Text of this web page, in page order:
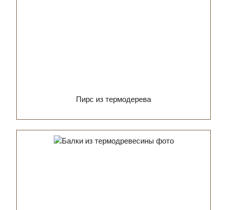
Пирс из термодерева